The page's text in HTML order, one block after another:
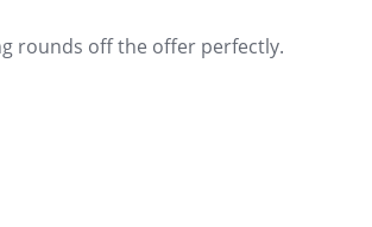
rounds off the offer perfectly.